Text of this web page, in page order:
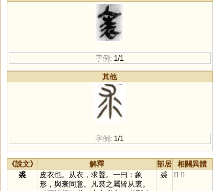
字例: 1/1
其他
字例: 1/1
《說文》 解釋 部居
相關異體
裘
皮衣也。从衣，求聲。一曰：象
形，與衰同意。凡裘之屬皆从裘。
裘 𧚍 求